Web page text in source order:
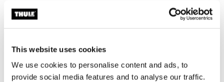
This website uses cookies
We use cookies to personalise content and ads, to
provide social media features and to analyse our traffic.
CHF 39.95
clip imbracatura nera